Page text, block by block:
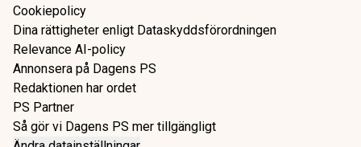
Cookiepolicy
Dina rättigheter enligt Dataskyddsförordningen
Relevance AI-policy
Annonsera på Dagens PS
Redaktionen har ordet
PS Partner
Så gör vi Dagens PS mer tillgängligt